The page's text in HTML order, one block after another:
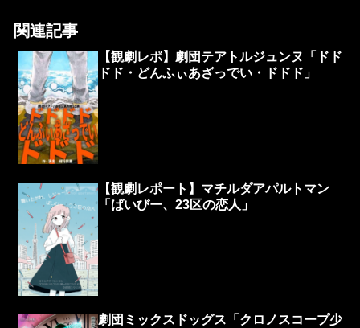
関連記事
【観劇レポ】劇団テアトルジュンヌ「ドド
ドド・どんふぃあざっでい・ドドド」
【観劇レポート】マチルダアパルトマン
「ばいびー、23区の恋人」
劇団ミックスドッグス「クロノスコープ少